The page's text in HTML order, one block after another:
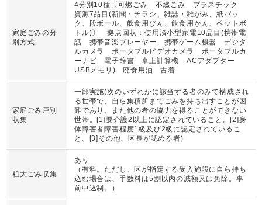
家庭ごみの分
別方式
4分別10種〔可燃ごみ 不燃ごみ プラスチック
資源7品目(新聞・チラシ、雑誌・雑がみ、紙パッ
ク、段ボール、飲食用びん、飲食用かん、ペットボ
トル)〕 拠点回収：使用済小型家電10品目(携帯電
話 携帯音楽プレーヤー 携帯ゲーム機器 デジタ
ルカメラ ポータブルビデオカメラ ポータブルカ
ーナビ 電子辞書 卓上計算機 ACアダプター
USBメモリ) 廃食用油 古着
家庭ごみ戸別
収集
一部実施(次のいずれかに該当する者のみで構成され
る世帯で、自ら集積所までごみを持ち出すことが困
難であり、また他の者の協力を得ることができない
世帯。[1]要介護2以上に認定されていること。[2]身
体障害者障害程度1級及び2級に認定されているこ
と。[3]その他、区長が認める者)
粗大ごみ収集
あり
（ 有料。ただし、区が指定する受入施設に自ら持ち
込む場合は、手数料は5割以内の減額又は免除。事
前申込制。
）